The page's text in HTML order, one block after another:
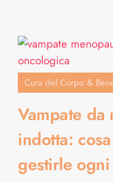
Cura del Corpo &
Vampate da
indotta:
gestirle